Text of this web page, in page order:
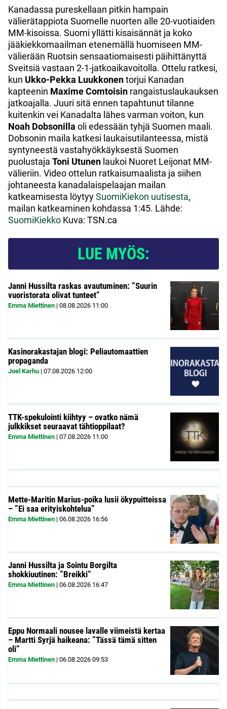
Kanadassa pureskellaan pitkin hampain
välierätappiota Suomelle nuorten alle 20-vuotiaiden
MM-kisoissa. Suomi yllätti kisaisännät ja koko
jääkiekkomaailman etenemällä huomiseen MM-
välierään Ruotsin sensaatiomaisesti päihittänyttä
Sveitsiä vastaan 2-1-jatkoaikavoitolla. Ottelu ratkesi,
kun Ukko-Pekka Luukkonentorjui Kanadan
kapteenin Maxime Comtoisin rangaistuslaukauksen
jatkoajalla. Juuri sitä ennen tapahtunut tilanne
kuitenkin vei Kanadalta lähes varman voiton, kun
Noah Dobsonilla oli edessään tyhjä Suomen maali.
Dobsonin maila katkesi laukaisutilanteessa, mistä
syntyneestä vastahyökkäyksestä Suomen
puolustaja Toni Utunen laukoi Nuoret Leijonat MM-
välieriin. Video ottelun ratkaisumaalista ja siihen
johtaneesta kanadalaispelaajan mailan
katkeamisesta löytyySuomiKiekon uutisesta,
mailan katkeaminen kohdassa 1:45. Lähde:
SuomiKiekko Kuva: TSN.ca
LUE MYÖS:
Janni Hussilta raskas avautuminen: ”Suurin
vuoristorata olivat tunteet”
Emma Miettinen | 08.08.2026 11:00
Kasinorakastajan blogi: Peliautomaattien
propaganda
Joel Karhu | 07.08.2026 12:00
TTK-spekulointi kiihtyy – ovatko nämä
julkkikset seuraavat tähtioppilaat?
Emma Miettinen | 07.08.2026 11:00
Mette-Maritin Marius-poika lusii ökypuitteissa
– ”Ei saa erityiskohtelua”
Emma Miettinen | 06.08.2026 16:56
Janni Hussilta ja Sointu Borgilta
shokkiuutinen: ”Breikki”
Emma Miettinen | 06.08.2026 16:47
Eppu Normaali nousee lavalle viimeistä kertaa
– Martti Syrjä haikeana: ”Tässä tämä sitten
oli”
Emma Miettinen | 06.08.2026 09:53